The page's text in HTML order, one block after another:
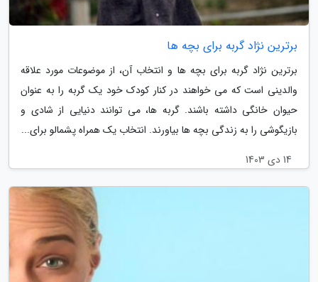
برترین نژاد گربه برای بچه ها
برترین نژاد گربه برای بچه ها و انتخاب آن، از موضوعات مورد علاقه
والدینی است که می خواهند در کنار کودک خود یک گربه را به عنوان
حیوان خانگی داشته باشند. گربه ها، می توانند دنیایی از شادی و
بازیگوشی را به زندگی بچه ها بیاورند. انتخاب یک همراه پشمالو برای...
14 دی 1403